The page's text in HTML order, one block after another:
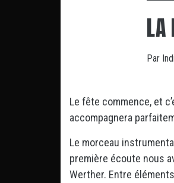
LA
Par
Le fête commence, et
accompagnera
Le morceau
première écoute nous
Werther. Entre